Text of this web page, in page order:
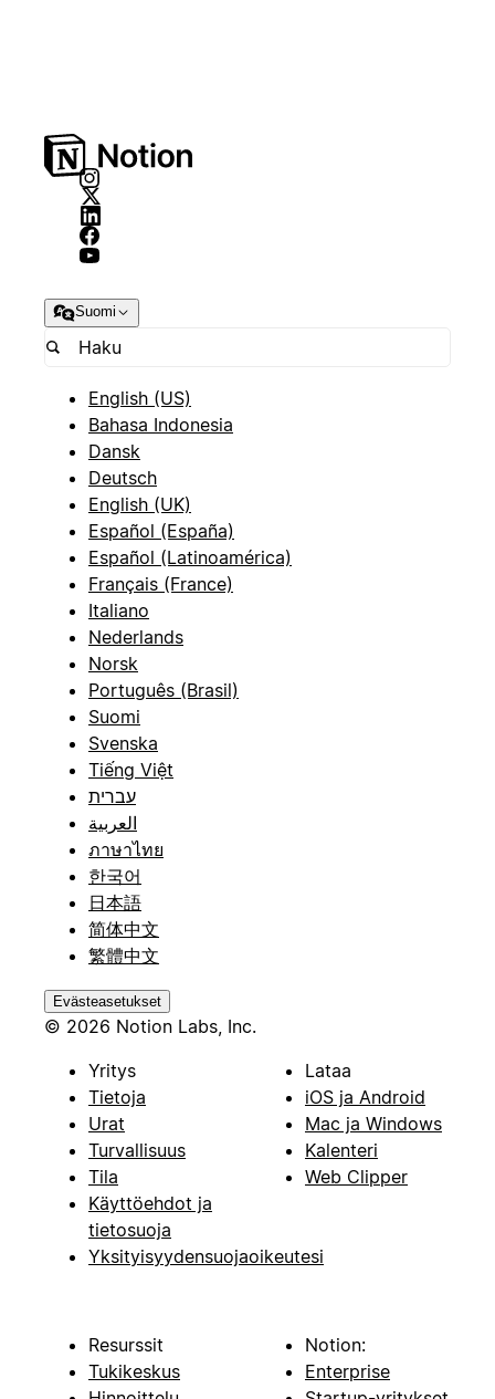
Suomi
English (US)
Bahasa Indonesia
Dansk
Deutsch
English (UK)
Español (España)
Español (Latinoamérica)
Français (France)
Italiano
Nederlands
Norsk
Português (Brasil)
Suomi
Svenska
Tiếng Việt
עברית
العربية
ภาษาไทย
한국어
日本語
简体中文
繁體中文
Evästeasetukset
© 2026 Notion Labs, Inc.
Yritys
Tietoja
Urat
Turvallisuus
Tila
Käyttöehdot ja
tietosuoja
Yksityisyydensuojaoikeutesi
Lataa
iOS ja Android
Mac ja Windows
Kalenteri
Web Clipper
Resurssit
Tukikeskus
Notion:
Enterprise